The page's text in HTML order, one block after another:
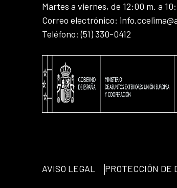
Martes a viernes, de 12:00 m. a
Correo electrónico:
Teléfono: (51) 330-0412
AVISO LEGAL PROTECCIÓN DE